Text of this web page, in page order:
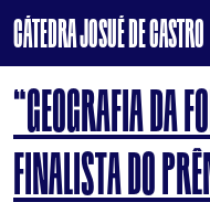
CÁTEDRA JOSUÉ DE CASTRO
DE SISTEMAS ALIMENTARES SAUDÁVEIS E
“GEOGRAFIA DA
FINALISTA DO